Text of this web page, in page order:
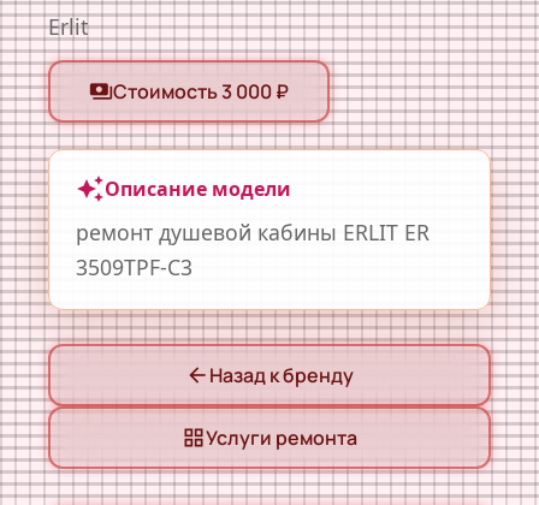
Erlit
paymentsСтоимость 3 000 ₽
auto_awesomeОписание модели
ремонт душевой кабины ERLIT ER
3509TPF-C3
arrow_back Назад к бренду
grid_viewУслуги ремонта